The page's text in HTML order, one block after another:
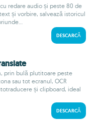
redare audio și peste 80 de
și vorbire, salvează istoricul
DESCARCĂ
prin bulă plutitoare peste
sau tot ecranul, OCR
și clipboard, ideal
DESCARCĂ